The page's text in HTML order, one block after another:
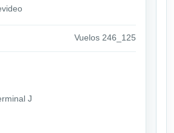
Vuelos 246_125
J